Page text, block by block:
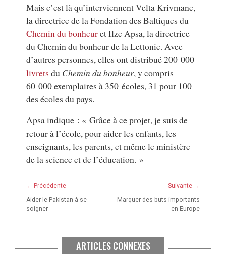
Mais c’est là qu’interviennent Velta Krivmane,
la directrice de la Fondation des Baltiques du
Chemin du bonheuret Ilze Apsa, la directrice
du Chemin du bonheur de la Lettonie. Avec
d’autres personnes, elles ont distribué 200 000
livrets du Chemin du bonheur, y compris
60 000 exemplaires à 350 écoles, 31 pour 100
des écoles du pays.
Apsa indique : « Grâce à ce projet, je suis de
retour à l’école, pour aider les enfants, les
enseignants, les parents, et même le ministère
de la science et de l’éducation. »
← Précédente
Aider le Pakistan à se
soigner
Suivante →
Marquer des buts importants
en Europe
ARTICLES CONNEXES